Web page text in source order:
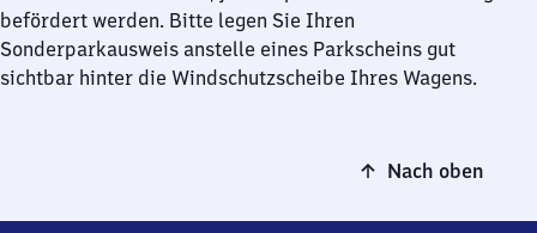
befördert werden. Bitte legen Sie Ihren
Sonderparkausweis anstelle eines Parkscheins gut
sichtbar hinter die Windschutzscheibe Ihres Wagens.
Nach oben